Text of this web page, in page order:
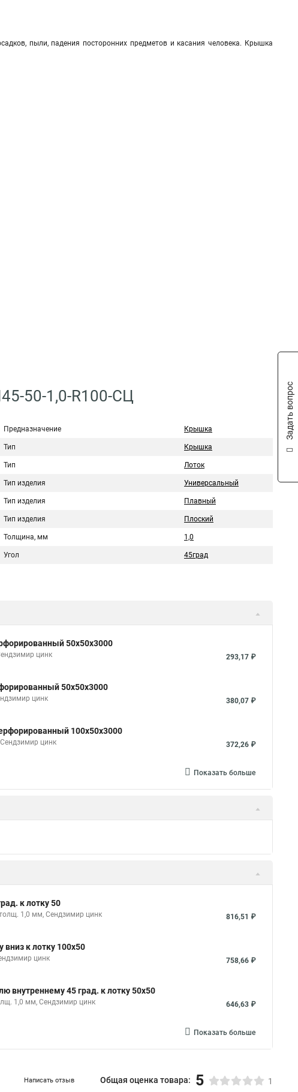
пыли, падения посторонних предметов и касания человека. Крышка
50-1,0-R100-СЦ
Предназначение Крышка
Тип Крышка
Тип Лоток
Тип изделия Универсальный
Тип изделия Плавный
Тип изделия Плоский
Толщина, мм 1,0
Угол 45град
50х50х3000
цинк 293,17 ₽
50х50х3000
цинк 380,07 ₽
100х50х3000
цинк 372,26 ₽
Показать больше
к лотку 50
1,0 мм, Сендзимир цинк 816,51 ₽
к лотку 100х50
цинк 758,66 ₽
внутреннему 45 град. к лотку 50х50
1,0 мм, Сендзимир цинк 646,63 ₽
Показать больше
Написать отзыв Общая оценка товара: 5 1
Задать вопрос